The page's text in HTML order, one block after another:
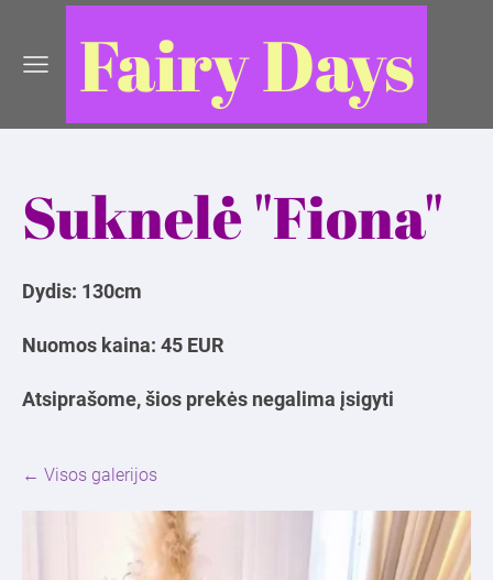
Fairy Days
Suknelė "Fiona"
Dydis: 130cm
Nuomos kaina: 45 EUR
Atsiprašome, šios prekės negalima įsigyti
Visos galerijos